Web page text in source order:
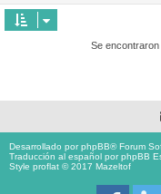
Se
Desarrollado porphpBB® Forum
Traducción al español porphpBB
Style proflat © 2017 Mazeltof